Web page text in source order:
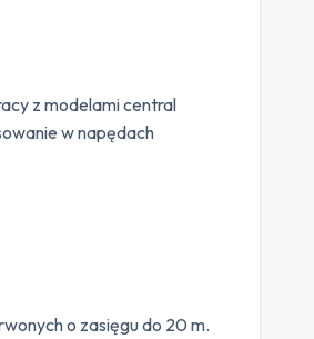
z modelami central
w napędach
o zasięgu do 20 m.